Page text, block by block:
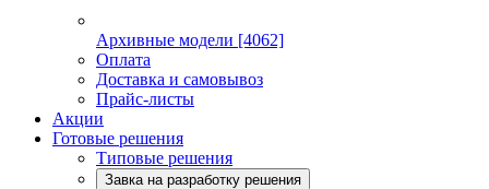
Архивные модели [4062]
Оплата
Доставка и самовывоз
Прайс-листы
Акции
Готовые решения
Типовые решения
Завка на разработку решения